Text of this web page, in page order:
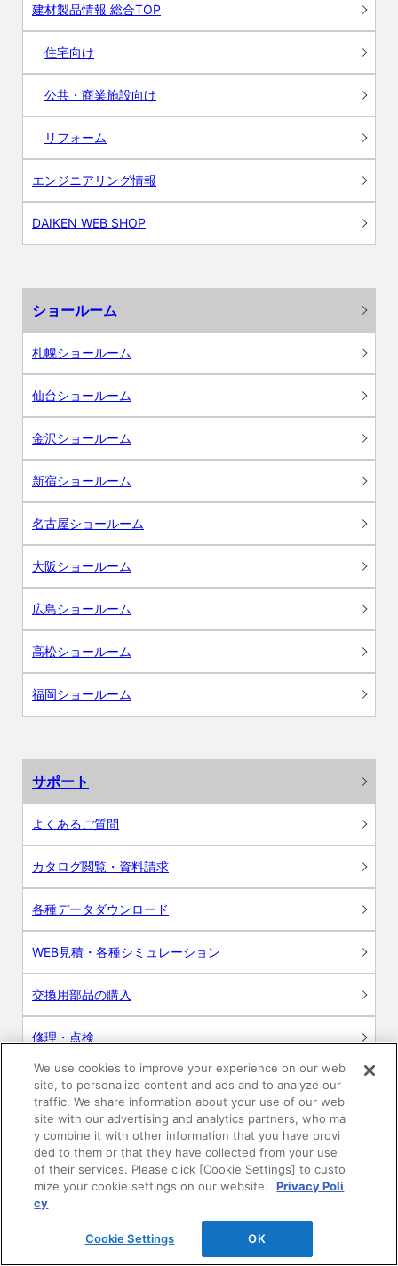
建材製品情報 総合TOP
住宅向け
公共・商業施設向け
リフォーム
エンジニアリング情報
DAIKEN WEB SHOP
ショールーム
札幌ショールーム
仙台ショールーム
金沢ショールーム
新宿ショールーム
名古屋ショールーム
大阪ショールーム
広島ショールーム
高松ショールーム
福岡ショールーム
サポート
よくあるご質問
カタログ閲覧・資料請求
各種データダウンロード
WEB見積・各種シミュレーション
交換用部品の購入
修理・点検
お問い合わせ
ログイン
建築・設計関係者様向けサイト
ユーザー登録サービス
WEB見積システム
We use cookies to improve your experience on our web
site, to personalize content and ads and to analyze our
traffic. We share information about your use of our web
site with our advertising and analytics partners, who ma
y combine it with other information that you have provi
ded to them or that they have collected from your use
of their services. Please click [Cookie Settings] to custo
mize your cookie settings on our website.
Privacy Poli
cy
Cookie Settings OK